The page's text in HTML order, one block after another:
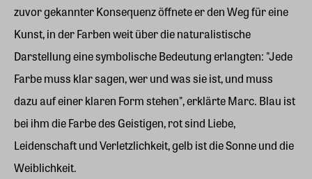
zuvor gekannter Konsequenz öffnete er den Weg für eine
Kunst, in der Farben weit über die naturalistische
Darstellung eine symbolische Bedeutung erlangten: "Jede
Farbe muss klar sagen, wer und was sie ist, und muss
dazu auf einer klaren Form stehen", erklärte Marc. Blau ist
bei ihm die Farbe des Geistigen, rot sind Liebe,
Leidenschaft und Verletzlichkeit, gelb ist die Sonne und die
Weiblichkeit.